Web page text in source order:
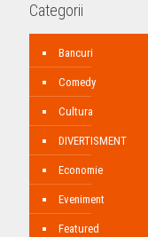
Categorii
Bancuri
Comedy
Cultura
DIVERTISMENT
Economie
Eveniment
Featured